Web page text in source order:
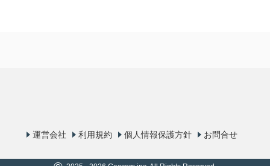
運営会社 利用規約 個人情報保護方針 お問合せ